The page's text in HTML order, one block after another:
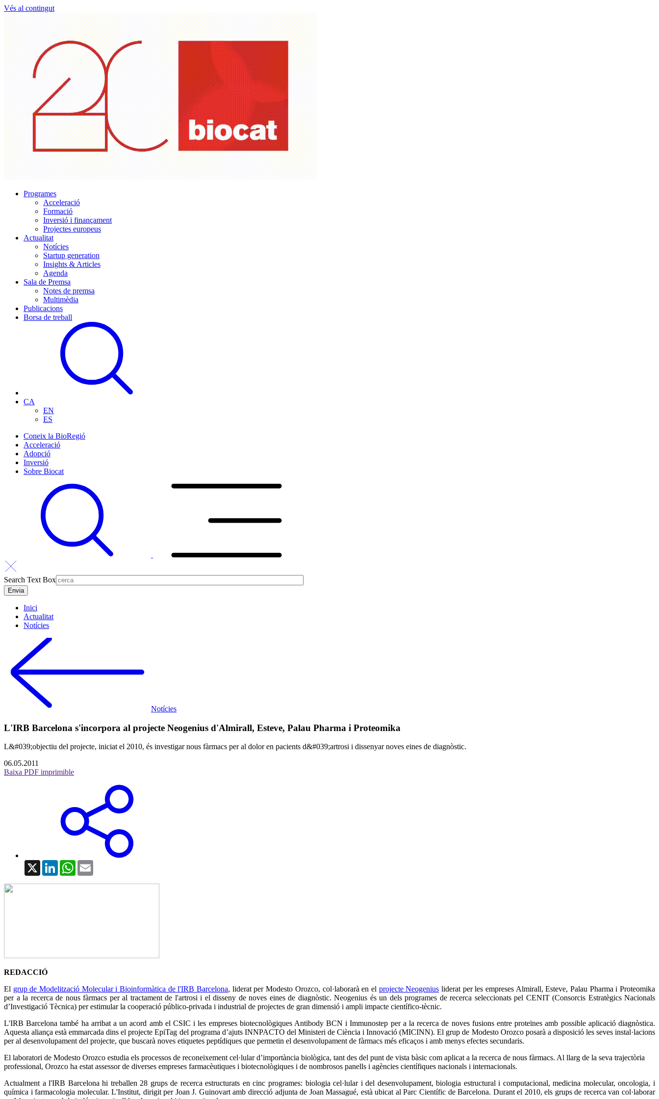
Vés al contingut
Programes
Acceleració
Formació
Inversió i finançament
Projectes europeus
Actualitat
Notícies
Startup generation
Insights & Articles
Agenda
Sala de Premsa
Notes de premsa
Multimèdia
Publicacions
Borsa de treball
CA
EN
ES
Coneix la BioRegió
Acceleració
Adopció
Inversió
Sobre Biocat
Search Text Box
Inici
Actualitat
Notícies
Notícies
L'IRB Barcelona s'incorpora al projecte Neogenius d'Almirall, Esteve, Palau Pharma i Proteomika
L&#039;objectiu del projecte, iniciat el 2010, és investigar nous fàrmacs per al dolor en pacients d&#039;artrosi i dissenyar noves eines de diagnòstic.
06.05.2011
Baixa PDF imprimible
X LinkedInWhatsApp
REDACCIÓ
El grup de Modelització Molecular i Bioinformàtica de l'IRB Barcelona, liderat per Modesto Orozco, col·laborarà en el projecte Neogenius liderat per les empreses Almirall, Esteve, Palau Pharma i Proteomika
per a la recerca de nous fàrmacs per al tractament de l'artrosi i el disseny de noves eines de diagnòstic. Neogenius és un dels programes de recerca seleccionats pel CENIT (Consorcis Estratègics Nacionals
d’Investigació Tècnica) per estimular la cooperació público-privada i industrial de projectes de gran dimensió i ampli impacte científico-tècnic.
L'IRB Barcelona també ha arribat a un acord amb el CSIC i les empreses biotecnològiques Antibody BCN i Immunostep per a la recerca de noves fusions entre proteïnes amb possible aplicació diagnòstica.
Aquesta aliança està emmarcada dins el projecte EpiTag del programa d’ajuts INNPACTO del Ministeri de Ciència i Innovació (MICINN). El grup de Modesto Orozco posarà a disposició les seves instal·lacions
per al desenvolupament del projecte, que buscarà noves etiquetes peptídiques que permetin el desenvolupament de fàrmacs més eficaços i amb menys efectes secundaris.
El laboratori de Modesto Orozco estudia els processos de reconeixement cel·lular d’importància biològica, tant des del punt de vista bàsic com aplicat a la recerca de nous fàrmacs. Al llarg de la seva trajectòria
professional, Orozco ha estat assessor de diverses empreses farmacèutiques i biotecnològiques i de nombrosos panells i agències científiques nacionals i internacionals.
Actualment a l'IRB Barcelona hi treballen 28 grups de recerca estructurats en cinc programes: biologia cel·lular i del desenvolupament, biologia estructural i computacional, medicina molecular, oncologia, i
química i farmacologia molecular. L'Institut, dirigit per Joan J. Guinovart amb direcció adjunta de Joan Massagué, està ubicat al Parc Científic de Barcelona. Durant el 2010, els grups de recerca van col·laborar